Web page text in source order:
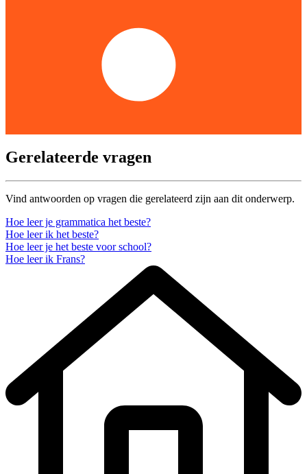
Gerelateerde vragen
Vind antwoorden op vragen die gerelateerd zijn aan dit onderwerp.
Hoe leer je grammatica het beste?
Hoe leer ik het beste?
Hoe leer je het beste voor school?
Hoe leer ik Frans?